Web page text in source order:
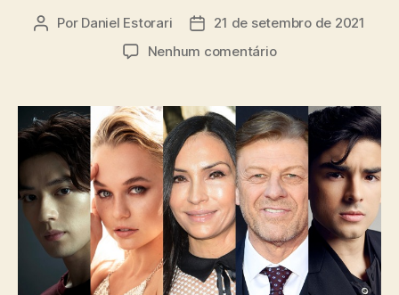
Autor
Por Daniel Estorari
Data21 de setembro de 2021
Nenhum comentárioem
elenco
do
filme
norte-
americano
de
Os
Cavaleiros
do
Zodíaco